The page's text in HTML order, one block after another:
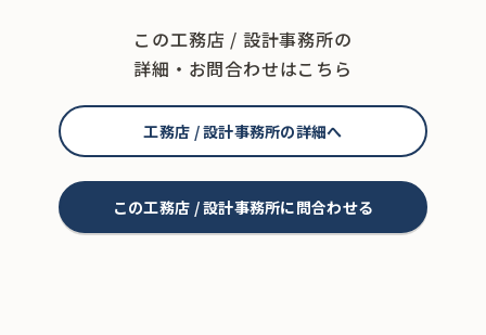
この工務店 / 設計事務所の
詳細・お問合わせはこちら
工務店 / 設計事務所の詳細へ
この工務店 / 設計事務所に問合わせる